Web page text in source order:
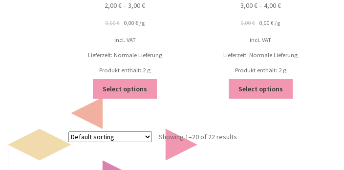
2,00€–3,00€
0,00€ 0,00 €/g
incl. VAT
Lieferzeit: Normale Lieferung
Produkt enthält: 2 g
Select options
3,00€– 4,00€
0,00€ 0,00€ /g
incl. VAT
Lieferzeit: Normale Lieferung
Produkt enthält: 2 g
Select options
Showing 1–20 of 22 results